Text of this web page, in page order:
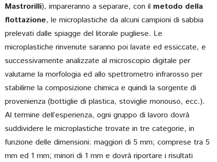
Mastrorilli), impareranno a separare, con il metodo della
flottazione, le microplastiche da alcuni campioni di sabbia
prelevati dalle spiagge del litorale pugliese. Le
microplastiche rinvenute saranno poi lavate ed essiccate, e
successivamente analizzate al microscopio digitale per
valutarne la morfologia ed allo spettrometro infrarosso per
stabilirne la composizione chimica e quindi la sorgente di
provenienza (bottiglie di plastica, stoviglie monouso, ecc.).
Al termine dell’esperienza, ogni gruppo di lavoro dovrà
suddividere le microplastiche trovate in tre categorie, in
funzione delle dimensioni: maggiori di 5 mm; comprese tra 5
mm ed 1 mm; minori di 1 mm e dovrà riportare i risultati